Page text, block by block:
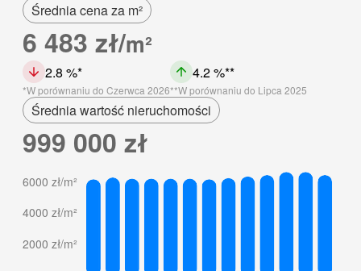
Średnia cena za m²
6 483 zł/m²
2.8 %
W porównaniu do Czerwca 2026
4.2 %
W porównaniu do Lipca 2025
Średnia wartość nieruchomości
999 000 zł